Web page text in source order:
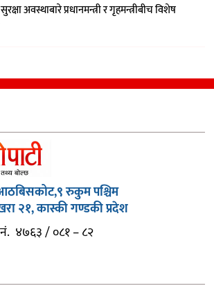
अवस्थाबारे प्रधानमन्त्री र गृहमन्त्रीबीच विशेष
रुकुम पश्चिम
२१, कास्की गण्डकी प्रदेश
नं. ४७६३ / ०८१ – ८२